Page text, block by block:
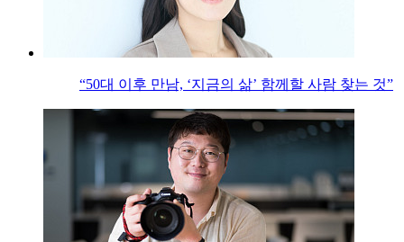
“50대 이후 만남, ‘지금의 삶’ 함께할 사람 찾는 것”